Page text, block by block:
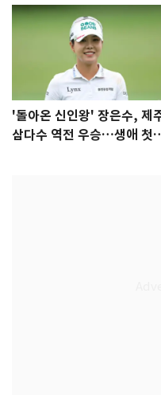
'돌아온 신인왕' 장은수, 제
삼다수 역전 우승…생애 첫